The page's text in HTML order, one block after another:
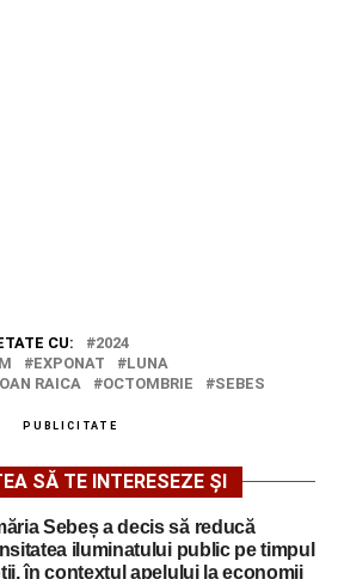
CU:
2024
EXPONAT
LUNA
RAICA
OCTOMBRIE SEBES
PUBLICITATE
SĂ TE INTERESEZE ȘI
Sebeș a decis să reducă
iluminatului public pe timpul
în contextul apelului la economii